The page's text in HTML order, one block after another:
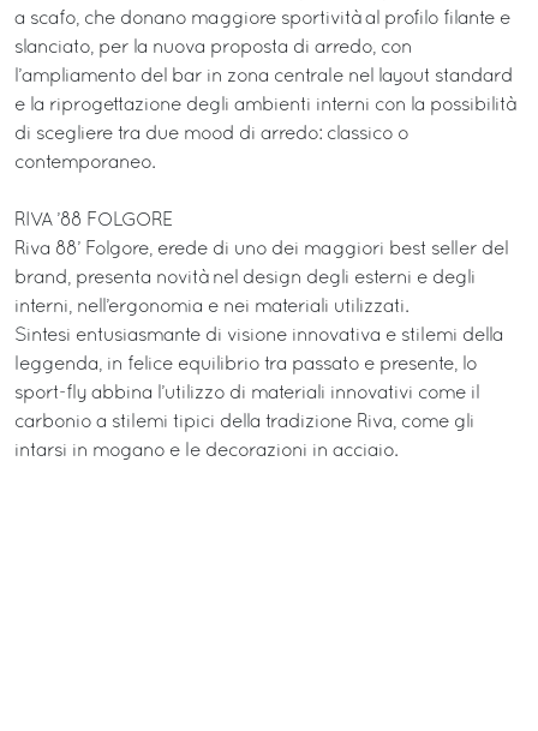
a scafo, che donano maggiore sportività al profilo filante e
slanciato, per la nuova proposta di arredo, con
l’ampliamento del bar in zona centrale nel layout standard
e la riprogettazione degli ambienti interni con la possibilità
di scegliere tra due mood di arredo: classico o
contemporaneo.
RIVA ’88 FOLGORE
Riva 88’ Folgore, erede di uno dei maggiori best seller del
brand, presenta novità nel design degli esterni e degli
interni, nell’ergonomia e nei materiali utilizzati.
Sintesi entusiasmante di visione innovativa e stilemi della
leggenda, in felice equilibrio tra passato e presente, lo
sport-fly abbina l’utilizzo di materiali innovativi come il
carbonio a stilemi tipici della tradizione Riva, come gli
intarsi in mogano e le decorazioni in acciaio.